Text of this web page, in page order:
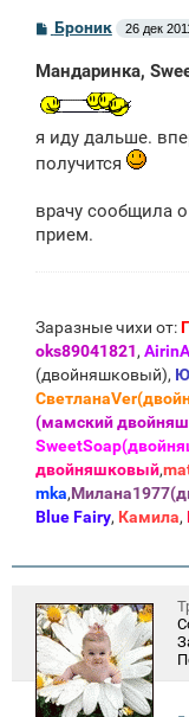
С
о
б
е
и
е
Броник 26 дек
Мандаринка,
я иду дальше.
получится
врачу сообщила о
прием.
Заразные чихи от:
oks89041821,
(двойняшковый),
(мамский
двойняшковый,
mka,
Blue Fаiry, Камила,